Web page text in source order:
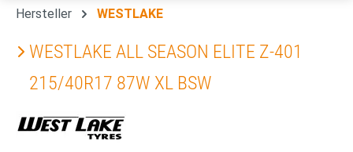
Hersteller WESTLAKE
WESTLAKE ALL SEASON ELITE Z-401
215/40R17 87W XL BSW